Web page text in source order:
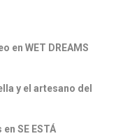
en WET DREAMS
y el artesano del
SE ESTÁ